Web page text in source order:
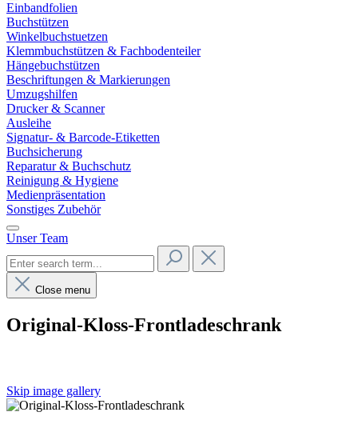
Einbandfolien
Buchstützen
Winkelbuchstuetzen
Klemmbuchstützen & Fachbodenteiler
Hängebuchstützen
Beschriftungen & Markierungen
Umzugshilfen
Drucker & Scanner
Ausleihe
Signatur- & Barcode-Etiketten
Buchsicherung
Reparatur & Buchschutz
Reinigung & Hygiene
Medienpräsentation
Sonstiges Zubehör
Unser Team
Close menu
Original-Kloss-Frontladeschrank
Skip image gallery